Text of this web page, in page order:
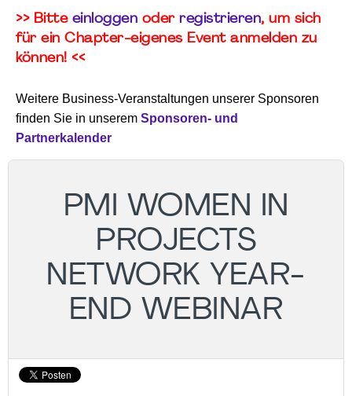
>> Bitte einloggen oder registrieren, um sich
für ein Chapter-eigenes Event anmelden zu
können! <<
Weitere Business-Veranstaltungen unserer Sponsoren
finden Sie in unserem Sponsoren- und
Partnerkalender
PMI WOMEN IN
PROJECTS
NETWORK YEAR-
END WEBINAR